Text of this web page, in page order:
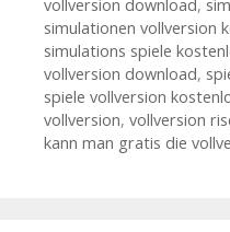
vollversion download,
simulationen vollversion
simulations spiele
vollversion download,
spiele vollversion
vollversion, vollversion
kann man gratis die